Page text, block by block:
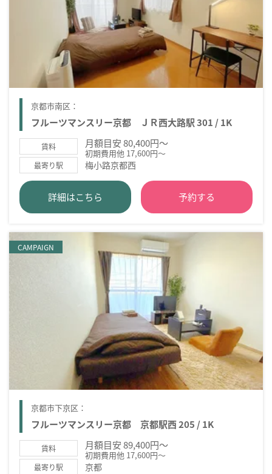
京都市南区：
フルーツマンスリー京都 ＪＲ西大路駅 301 / 1K
賃料 月額目安 80,400円～
初期費用他 17,600円～
最寄り駅 梅小路京都西
詳細はこちら 予約する
CAMPAIGN
京都市下京区：
フルーツマンスリー京都 京都駅西 205 / 1K
賃料 月額目安 89,400円～
初期費用他 17,600円～
最寄り駅 京都